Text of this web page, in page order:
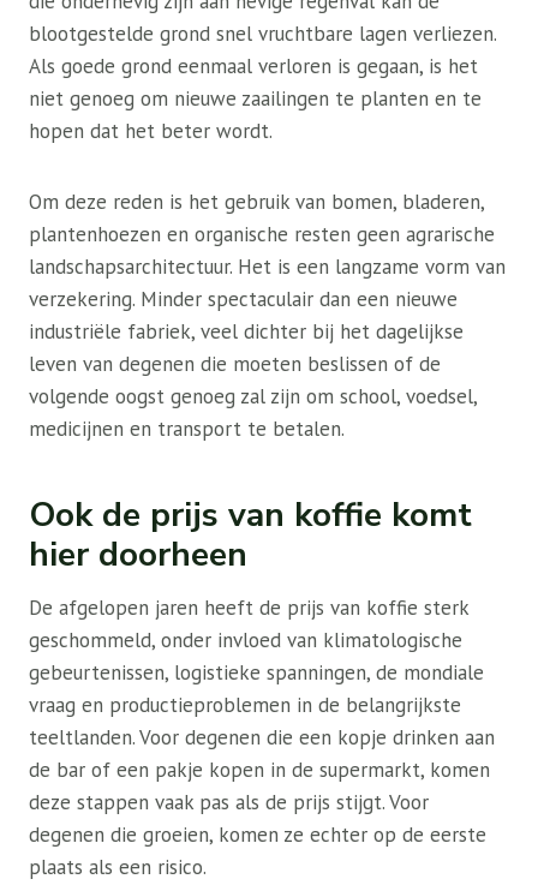
blootgestelde grond snel vruchtbare lagen verliezen.
Als goede grond eenmaal verloren is gegaan, is het
niet genoeg om nieuwe zaailingen te planten en te
hopen dat het beter wordt.
Om deze reden is het gebruik van bomen, bladeren,
plantenhoezen en organische resten geen agrarische
landschapsarchitectuur. Het is een langzame vorm van
verzekering. Minder spectaculair dan een nieuwe
industriële fabriek, veel dichter bij het dagelijkse
leven van degenen die moeten beslissen of de
volgende oogst genoeg zal zijn om school, voedsel,
medicijnen en transport te betalen.
Ook de prijs van koffie komt
hier doorheen
De afgelopen jaren heeft de prijs van koffie sterk
geschommeld, onder invloed van klimatologische
gebeurtenissen, logistieke spanningen, de mondiale
vraag en productieproblemen in de belangrijkste
teeltlanden. Voor degenen die een kopje drinken aan
de bar of een pakje kopen in de supermarkt, komen
deze stappen vaak pas als de prijs stijgt. Voor
degenen die groeien, komen ze echter op de eerste
plaats als een risico.